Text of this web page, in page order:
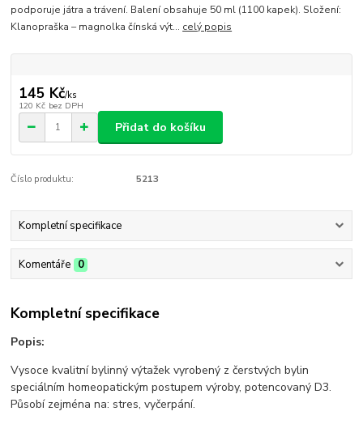
podporuje játra a trávení. Balení obsahuje 50 ml (1100 kapek). Složení:
Klanopraška – magnolka čínská výt... celý popis
145 Kč/ks
120 Kč bez DPH
Přidat do košíku
Číslo produktu: 5213
Kompletní specifikace
Komentáře 0
Kompletní specifikace
Popis:
Vysoce kvalitní bylinný výtažek vyrobený z čerstvých bylin
speciálním homeopatickým postupem výroby, potencovaný D3.
Působí zejména na: stres, vyčerpání.